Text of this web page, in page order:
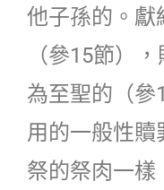
他子孫的。獻
（參15節）
為至聖的（參
用的一般性贖
祭的祭肉一樣